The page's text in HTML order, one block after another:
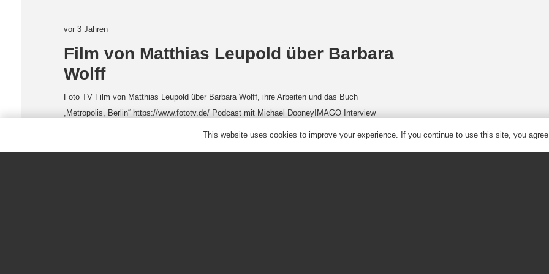
vor 3 Jahren
Film von Matthias Leupold über Barbara
Wolff
Foto TV Film von Matthias Leupold über Barbara Wolff, ihre Arbeiten und das Buch
„Metropolis, Berlin“ https://www.fototv.de/ Podcast mit Michael DooneyIMAGO Interview
This website uses cookies to improve your experience. If you continue to use this site, you